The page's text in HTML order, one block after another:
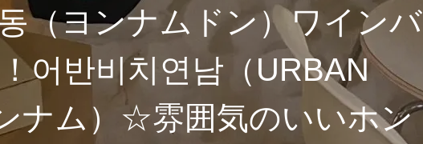
（ヨンナムドン）ワインバ
어반비치연남（URBAN
ナム）☆雰囲気のいいホン